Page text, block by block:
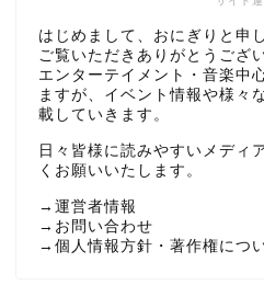
はじめまして、おにぎりと申
ご覧いただきありがとうござ
エンターテイメント・音楽中
ますが、イベント情報や様々
載していきます。
日々皆様に読みやすいメディ
くお願いいたします。
→ 運営者情報
→ お問い合わせ
→ 個人情報方針・著作権につ